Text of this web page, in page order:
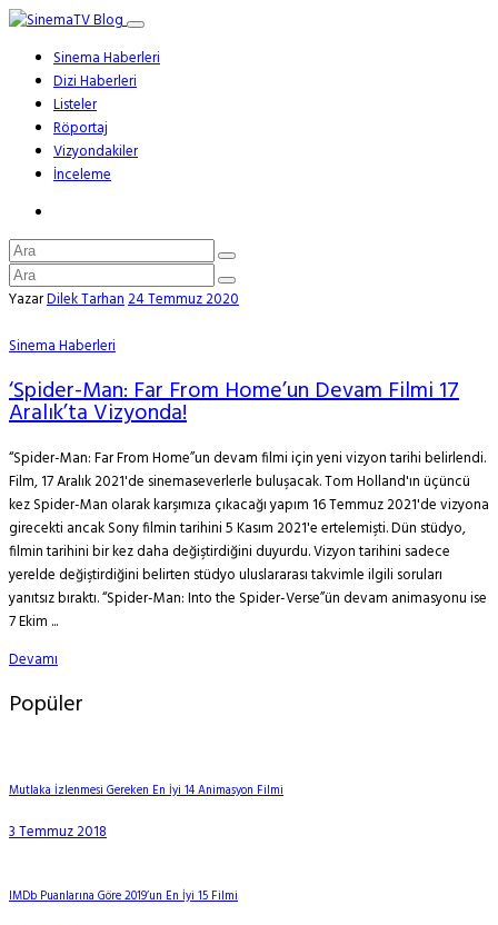
Sinema Haberleri
Dizi Haberleri
Listeler
Röportaj
Vizyondakiler
İnceleme
YazarDilek Tarhan24 Temmuz 2020
Sinema Haberleri
‘Spider-Man: Far From Home’un Devam Filmi 17
Aralık’ta Vizyonda!
“Spider-Man: Far From Home”un devam filmi için yeni vizyon tarihi belirlendi.
Film, 17 Aralık 2021'de sinemaseverlerle buluşacak. Tom Holland'ın üçüncü
kez Spider-Man olarak karşımıza çıkacağı yapım 16 Temmuz 2021'de vizyona
girecekti ancak Sony filmin tarihini 5 Kasım 2021'e ertelemişti. Dün stüdyo,
filmin tarihini bir kez daha değiştirdiğini duyurdu. Vizyon tarihini sadece
yerelde değiştirdiğini belirten stüdyo uluslararası takvimle ilgili soruları
yanıtsız bıraktı. “Spider-Man: Into the Spider-Verse”ün devam animasyonu ise
7 Ekim ...
Devamı
Popüler
Mutlaka İzlenmesi Gereken En İyi 14 Animasyon Filmi
3 Temmuz 2018
IMDb Puanlarına Göre 2019’un En İyi 15 Filmi